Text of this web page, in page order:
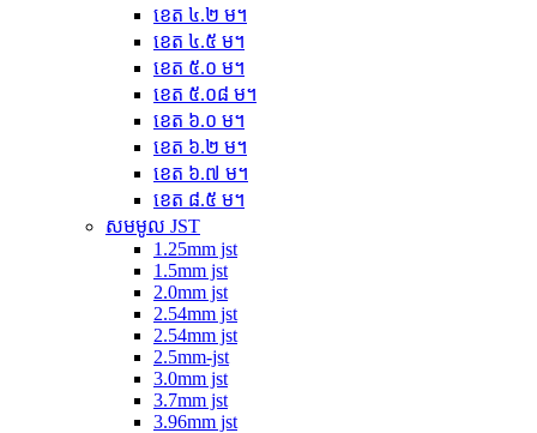
ខេត ៤.២ ម។
ខេត ៤.៥ ម។
ខេត ៥.០ ម។
ខេត ៥.០៨ ម។
ខេត ៦.០ ម។
ខេត ៦.២ ម។
ខេត ៦.៧ ម។
ខេត ៨.៥ ម។
សមមូល JST
1.25mm jst
1.5mm jst
2.0mm jst
2.54mm jst
2.54mm jst
2.5mm-jst
3.0mm jst
3.7mm jst
3.96mm jst